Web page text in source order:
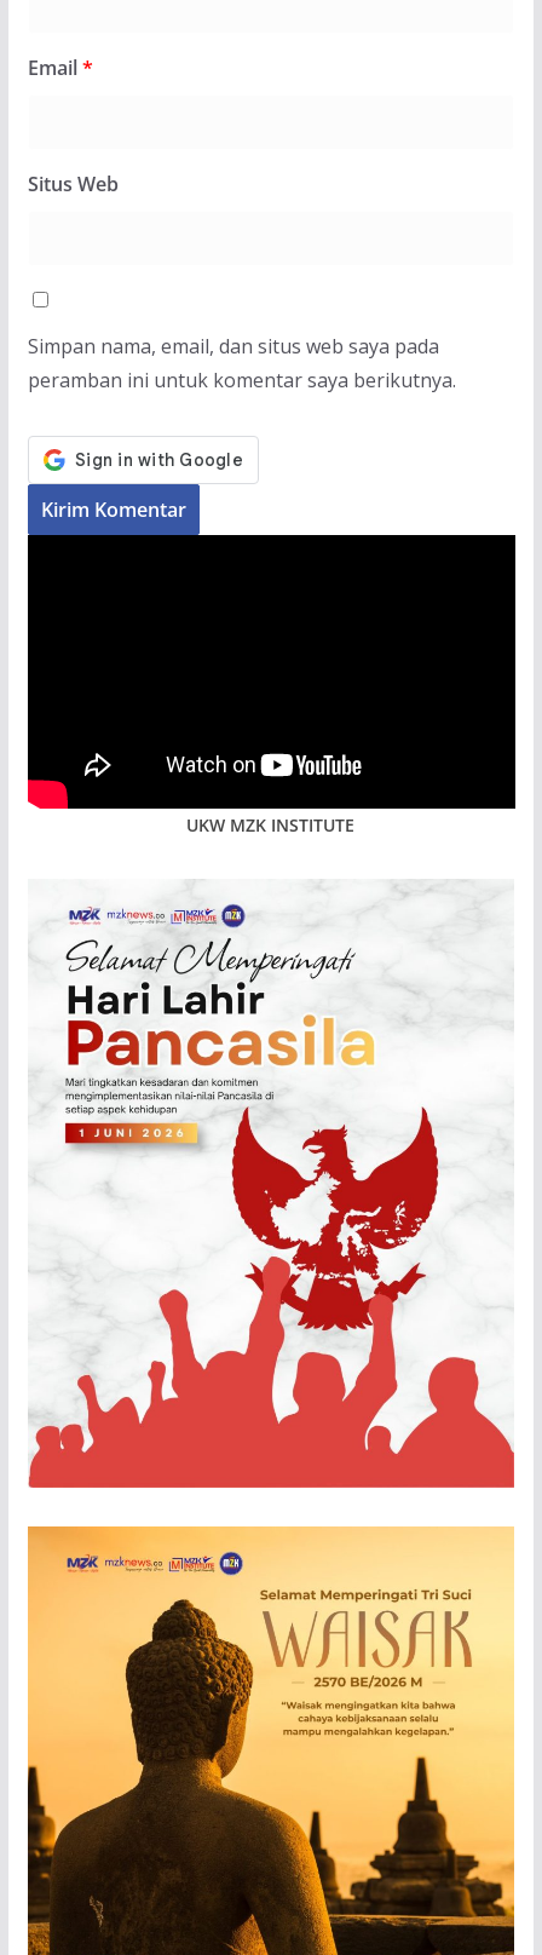
Email*
Situs Web
Simpan nama, email, dan situs web saya pada
peramban ini untuk komentar saya berikutnya.
UKW MZK INSTITUTE